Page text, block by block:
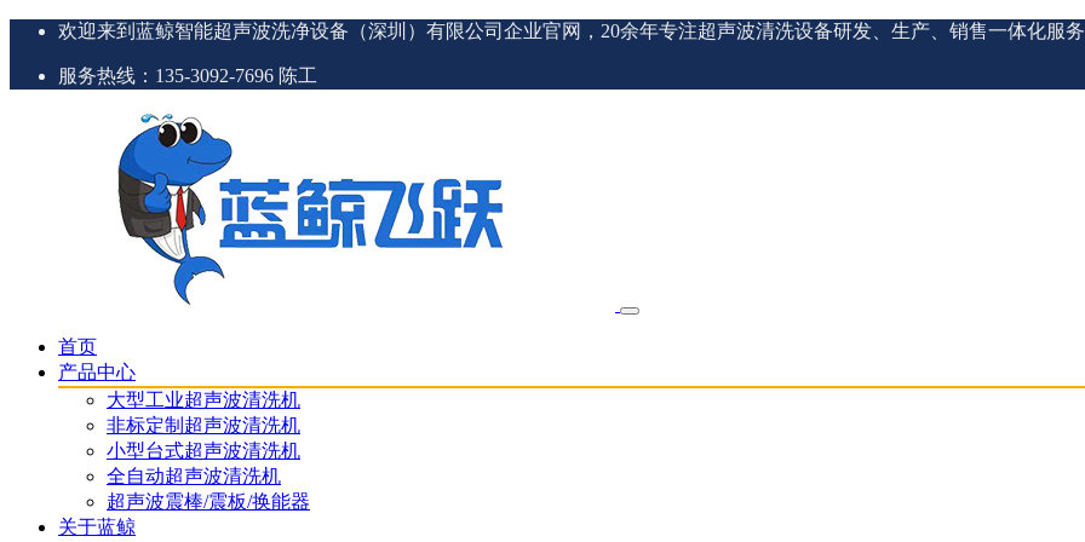
欢迎来到蓝鲸智能超声波洗净设备（深圳）有限公司企业官网，20余年专注超声波清洗设备研发、生产、销售一体化服
服务热线：135-3092-7696 陈工
首页
产品中心
大型工业超声波清洗机
非标定制超声波清洗机
小型台式超声波清洗机
全自动超声波清洗机
超声波震棒/震板/换能器
关于蓝鲸